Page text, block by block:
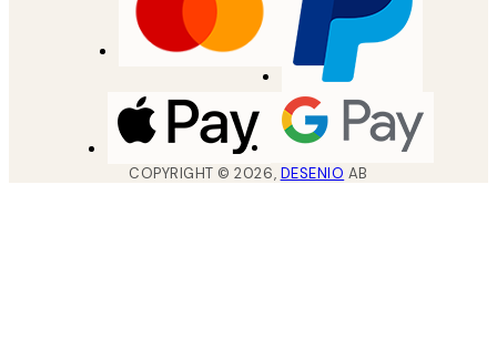
COPYRIGHT ©2026, DESENIO AB